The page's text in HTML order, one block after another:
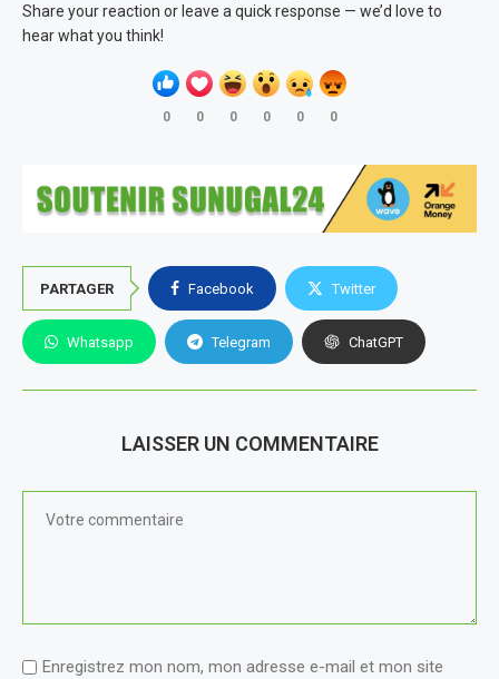
Share your reaction or leave a quick response — we’d love to
hear what you think!
0 0 0 0 0 0
PARTAGER Facebook Twitter
Whatsapp Telegram ChatGPT
LAISSER UN COMMENTAIRE
Enregistrez mon nom, mon adresse e-mail et mon site